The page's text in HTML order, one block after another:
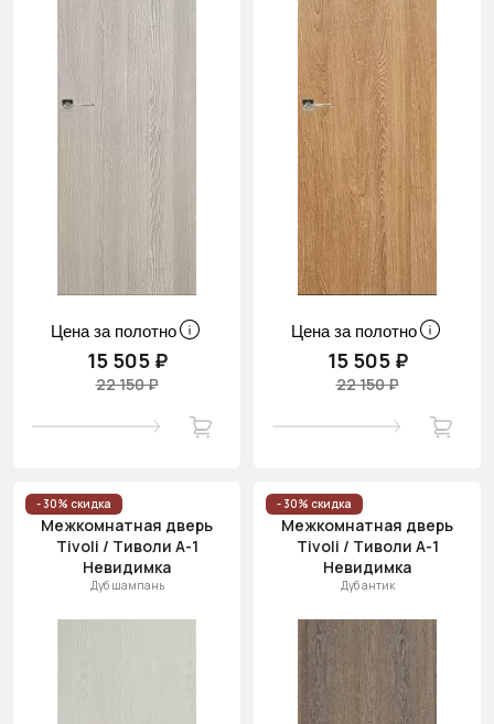
Цена за полотно
15 505 ₽
22 150 ₽
Цена за полотно
15 505 ₽
22 150 ₽
- 30% скидка
Межкомнатная дверь
Tivoli / Тиволи А-1
Невидимка
Дуб шампань
- 30% скидка
Межкомнатная дверь
Tivoli / Тиволи А-1
Невидимка
Дуб антик